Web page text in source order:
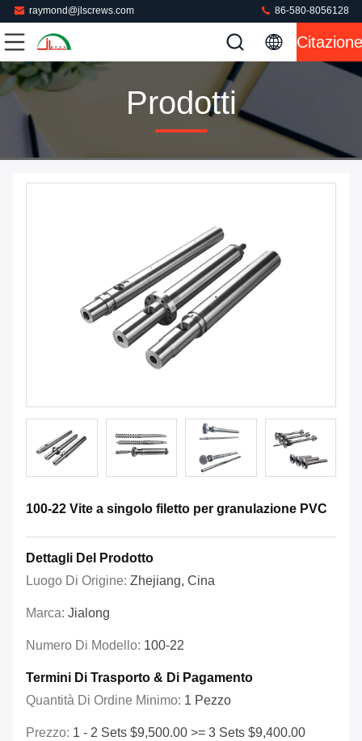
raymond@jlscrews.com 86-580-8056128
Citazione
Prodotti
100-22 Vite a singolo filetto per granulazione PVC
Dettagli Del Prodotto
Luogo Di Origine: Zhejiang, Cina
Marca: Jialong
Numero Di Modello: 100-22
Termini Di Trasporto & Di Pagamento
Quantità Di Ordine Minimo: 1 Pezzo
Prezzo: 1 - 2 Sets $9,500.00 >= 3 Sets $9,400.00